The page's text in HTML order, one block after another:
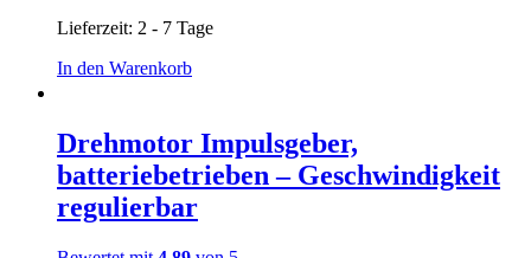
Lieferzeit: 2 - 7 Tage
In den Warenkorb
Drehmotor Impulsgeber,
batteriebetrieben – Geschwindigkeit
regulierbar